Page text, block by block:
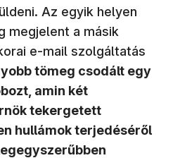
Az egyik helyen
megjelent a másik
e-mail szolgáltatás
tömeg csodált egy
amin két
tekergetett
hullámok terjedéséről